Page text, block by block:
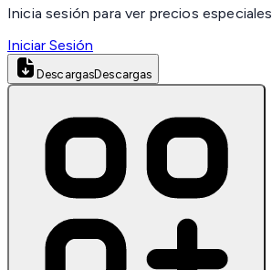
Inicia sesión para ver precios especiales
Iniciar Sesión
DescargasDescargas